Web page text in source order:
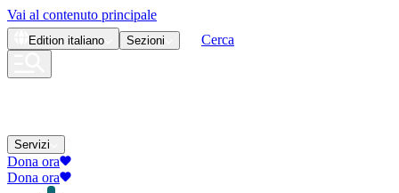
Vai al contenuto principale
Edition italiano Sezioni Cerca
Servizi
Dona ora
Dona ora